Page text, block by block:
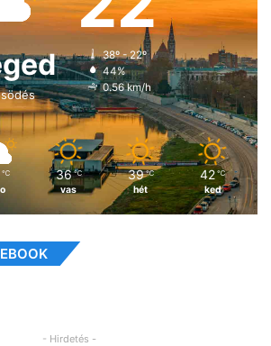
38º - 22º
44%
0.56 km/h
℃ 36 ℃
vas
39 ℃
hét
42 ℃
ked
- Hirdetés -